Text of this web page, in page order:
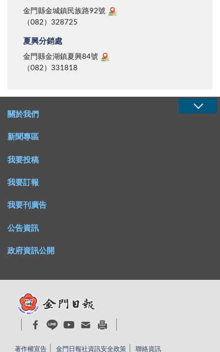
金門縣金城鎮民族路92號
（082）328725
夏興分銷處
金門縣金湖鎮夏興84號
（082）331818
關於我們
新聞專區
我要投稿
我要訂報
我要刊廣告
公告資訊
政府資訊公開
著作權宣告 金門日報社資訊安全政策 聯絡資訊